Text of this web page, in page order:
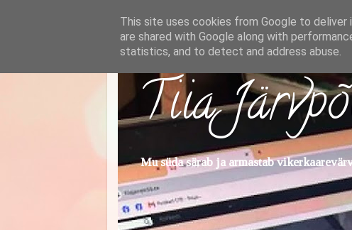
Tiia
Mu süda särab ja armastab
This site uses cookies from Google to
are shared with Google along with
statistics, and to detect and address abuse.